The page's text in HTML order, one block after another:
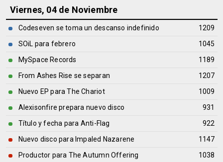
Viernes, 04 de Noviembre
Codeseven se toma un descanso indefinido
1209
SOiL para febrero
1045
MySpace Records
1189
From Ashes Rise se separan
1207
Nuevo EP para The Chariot
1009
Alexisonfire prepara nuevo disco
931
Título y fecha para Anti-Flag
922
Nuevo disco para Impaled Nazarene
1147
Productor para The Autumn Offering
1038